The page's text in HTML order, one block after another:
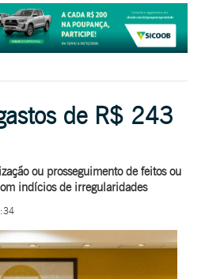
de R$ 243
ou prosseguimento de feitos ou
indícios de irregularidades